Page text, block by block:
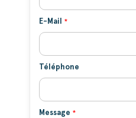
E-Mail
Téléphone
Message